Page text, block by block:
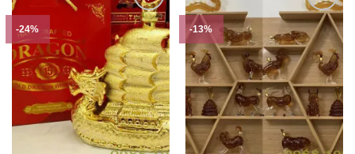
-24% -13%